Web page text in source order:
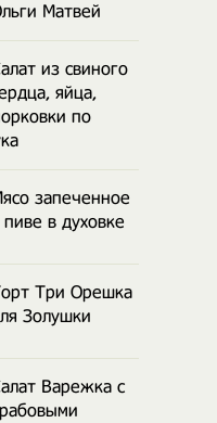
Матвей
из свиного
яйца,
по
запеченное
пиве в духовке
Три Орешка
Золушки
Варежка с